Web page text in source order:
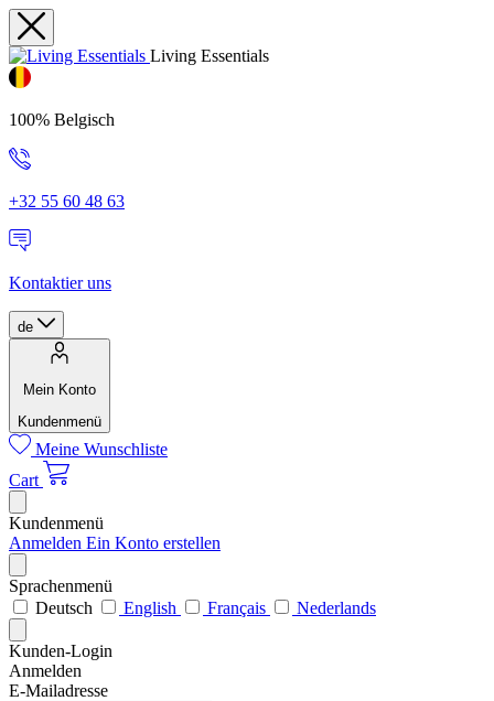
Living Essentials
100% Belgisch
+32 55 60 48 63
Kontaktier uns
de
Mein Konto
Kundenmenü
Meine Wunschliste
Cart
Kundenmenü
Anmelden Ein Konto erstellen
Sprachenmenü
Deutsch
English Français Nederlands
Kunden-Login
Anmelden
E-Mailadresse